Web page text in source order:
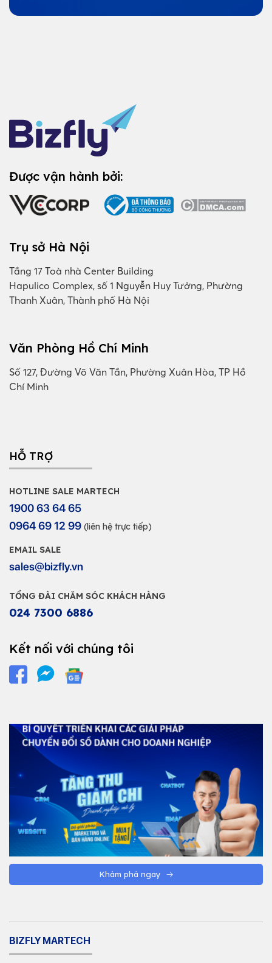
Được vận hành bởi:
Trụ sở Hà Nội
Tầng 17 Toà nhà Center Building
Hapulico Complex, số 1 Nguyễn Huy Tưởng, Phường
Thanh Xuân, Thành phố Hà Nội
Văn Phòng Hồ Chí Minh
Số 127, Đường Võ Văn Tần, Phường Xuân Hòa, TP Hồ
Chí Minh
HỖ TRỢ
HOTLINE SALE MARTECH
1900 63 64 65
0964 69 12 99 (liên hệ trực tiếp)
EMAIL SALE
sales@bizfly.vn
TỔNG ĐÀI CHĂM SÓC KHÁCH HÀNG
024 7300 6886
Kết nối với chúng tôi
Khám phá ngay
BIZFLY MARTECH